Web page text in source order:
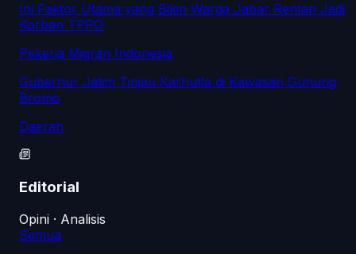
Ini Faktor Utama yang Bikin Warga Jabar Rentan Jadi
Korban TPPO
Pekerja Migran Indonesia
Gubernur Jatim Tinjau Karhutla di Kawasan Gunung
Bromo
Daerah
Editorial
Opini · Analisis
Semua